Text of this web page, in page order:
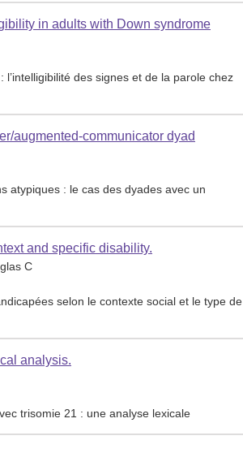
in adults with Down syndrome
des signes et de la parole chez
augmented-communicator dyad
atypiques : le cas des dyades avec un
and specific disability.
C
selon le contexte social et le type de
analysis.
trisomie 21 : une analyse lexicale